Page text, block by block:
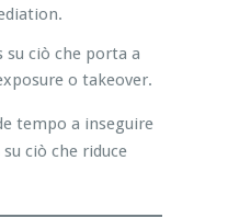
su ciò che porta a
o takeover.
tempo a inseguire
ciò che riduce